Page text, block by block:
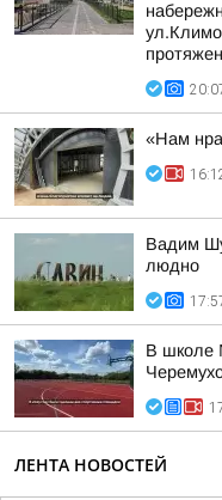
«Нам
Вадим
людно
В школе
ЛЕНТА НОВОСТЕЙ